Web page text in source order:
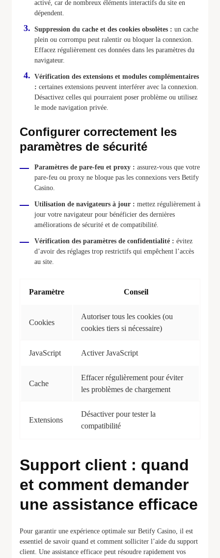
activé, car de nombreux éléments interactifs du site en
dépendent.
Suppression du cache et des cookies obsolètes : un cache
plein ou corrompu peut ralentir ou bloquer la connexion.
Effacez régulièrement ces données dans les paramètres du
navigateur.
Vérification des extensions et modules complémentaires
: certaines extensions peuvent interférer avec la connexion.
Désactivez celles qui pourraient poser problème ou utilisez
le mode navigation privée.
Configurer correctement les
paramètres de sécurité
Paramètres de pare-feu et proxy : assurez-vous que votre
pare-feu ou proxy ne bloque pas les connexions vers Betify
Casino.
Utilisation de navigateurs à jour : mettez régulièrement à
jour votre navigateur pour bénéficier des dernières
améliorations de sécurité et de compatibilité.
Vérification des paramètres de confidentialité : évitez
d’avoir des réglages trop restrictifs qui empêchent l’accès
au site.
Paramètre Conseil
Cookies
Autoriser tous les cookies (ou
cookies tiers si nécessaire)
JavaScript Activer JavaScript
Cache
Effacer régulièrement pour éviter
les problèmes de chargement
Extensions
Désactiver pour tester la
compatibilité
Support client : quand
et comment demander
une assistance efficace
Pour garantir une expérience optimale sur Betify Casino, il est
essentiel de savoir quand et comment solliciter l’aide du support
client. Une assistance efficace peut résoudre rapidement vos